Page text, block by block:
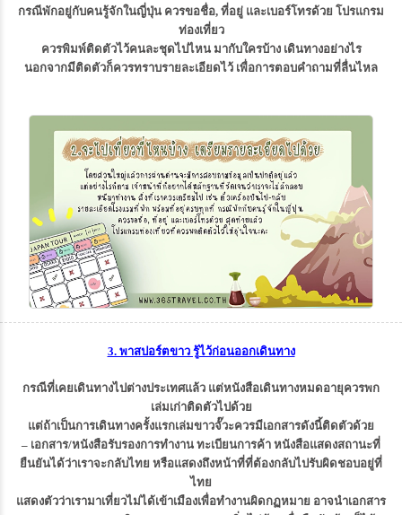
กรณีพักอยู่กับคนรู้จักในญี่ปุ่น ควรขอชื่อ, ที่อยู่ และเบอร์โทรด้วย โปรแกรม
ท่องเที่ยว
ควรพิมพ์ติดตัวไว้คนละชุดไปไหน มากับใครบ้าง เดินทางอย่างไร
นอกจากมีติดตัวก็ควรทราบรายละเอียดไว้ เพื่อการตอบคำถามที่ลื่นไหล
3. พาสปอร์ตขาว รู้ไว้ก่อนออกเดินทาง
กรณีที่เคยเดินทางไปต่างประเทศแล้ว แต่หนังสือเดินทางหมดอายุควรพก
เล่มเก่าติดตัวไปด้วย
แต่ถ้าเป็นการเดินทางครั้งแรกเล่มขาวจั๊วะควรมีเอกสารดังนี้ติดตัวด้วย
– เอกสาร/หนังสือรับรองการทำงาน ทะเบียนการค้า หนังสือแสดงสถานะที่
ยืนยันได้ว่าเราจะกลับไทย หรือแสดงถึงหน้าที่ที่ต้องกลับไปรับผิดชอบอยู่ที่
ไทย
แสดงตัวว่าเรามาเที่ยวไม่ได้เข้าเมืองเพื่อทำงานผิดกฏหมาย อาจนำเอกสาร